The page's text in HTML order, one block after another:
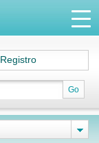
Go
Registro